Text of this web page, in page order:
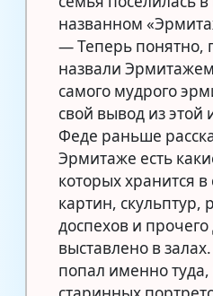
названном
— Теперь понятно,
назвали
самого мудрого
свой вывод из этой
Феде раньше
Эрмитаже есть
которых хранится
картин, скульптур,
доспехов и
выставлено в
попал именно